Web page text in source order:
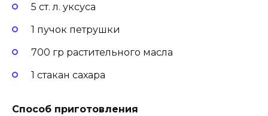
5 ст. л. уксуса
1 пучок петрушки
700 гр растительного масла
1 стакан сахара
Способ приготовления